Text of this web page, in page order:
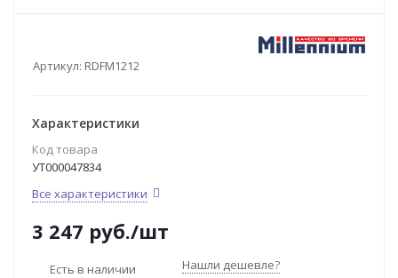
Артикул: RDFM1212
Характеристики
Код товара
УТ000047834
Все характеристики
3 247 руб./шт
Есть в наличии Нашли дешевле?